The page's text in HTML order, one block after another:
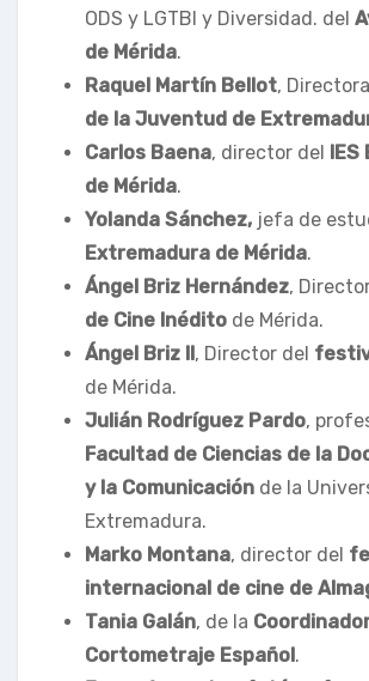
ODS y LGTBI y Diversidad. del
de Mérida.
Raquel Martín Bellot,
de la Juventud de
Carlos Baena, director del IES
de Mérida.
Yolanda Sánchez, jefa de
Extremadura de Mérida.
Ángel Briz Hernández,
de Cine Inédito de Mérida.
Ángel Briz II, Director del
de Mérida.
Julián Rodríguez Pardo,
Facultad de Ciencias de la
y la Comunicación de la
Extremadura.
Marko Montana, director del
internacional de cine de
Tania Galán, de la
Cortometraje Español.